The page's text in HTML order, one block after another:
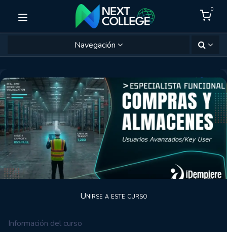
0
Navegación
Unirse a este curso
Información del curso